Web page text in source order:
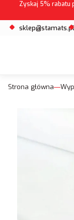
Zyskaj 5% rabatu
sklep@stamats.pl
Strona główna